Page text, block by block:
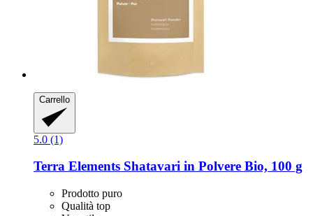
Carrello
5.0 (1)
Terra Elements Shatavari in Polvere Bio, 100 g
Prodotto puro
Qualità top